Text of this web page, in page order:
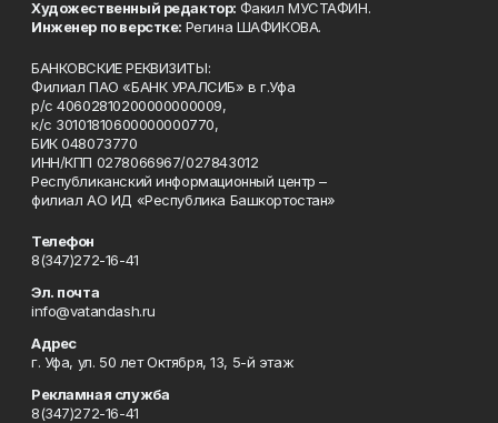
Художественный редактор: Факил МУСТАФИН.
Инженер по верстке: Регина ШАФИКОВА.
БАНКОВСКИЕ РЕКВИЗИТЫ:
Филиал ПАО «БАНК УРАЛСИБ» в г.Уфа
р/с 40602810200000000009,
к/с 30101810600000000770,
БИК 048073770
ИНН/КПП 0278066967/027843012
Республиканский информационный центр –
филиал АО ИД «Республика Башкортостан»
Телефон
8(347)272-16-41
Эл. почта
info@vatandash.ru
Адрес
г. Уфа, ул. 50 лет Октября, 13, 5-й этаж
Рекламная служба
8(347)272-16-41